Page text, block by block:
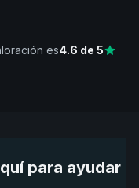
es4.6 de 5
para ayudar